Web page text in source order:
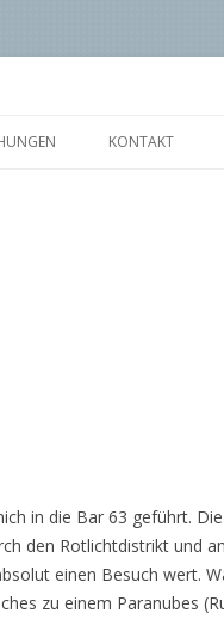
KONTAKT
in die Bar 63 geführt.
den Rotlichtdistrikt und
einen Besuch wert.
zu einem Paranubes